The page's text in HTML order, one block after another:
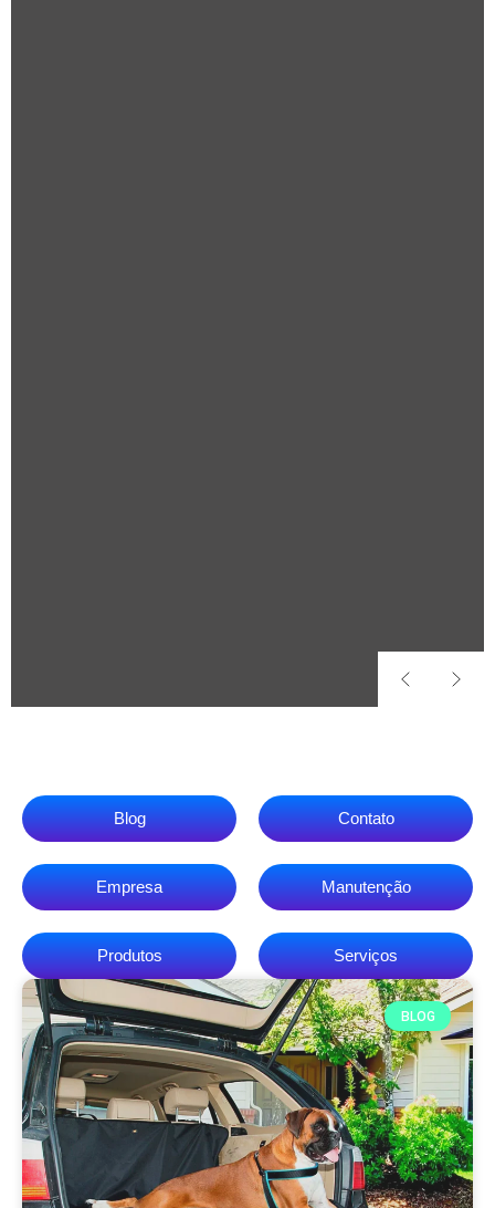
Blog Contato
Empresa Manutenção
Produtos Serviços
BLOG